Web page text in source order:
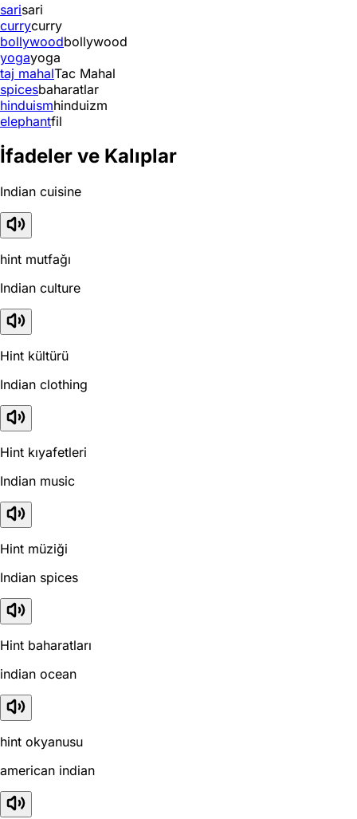
sarisari
currycurry
bollywoodbollywood
yogayoga
taj mahalTac Mahal
spicesbaharatlar
hinduismhinduizm
elephantfil
İfadeler ve Kalıplar
Indian cuisine
hint mutfağı
Indian culture
Hint kültürü
Indian clothing
Hint kıyafetleri
Indian music
Hint müziği
Indian spices
Hint baharatları
indian ocean
hint okyanusu
american indian